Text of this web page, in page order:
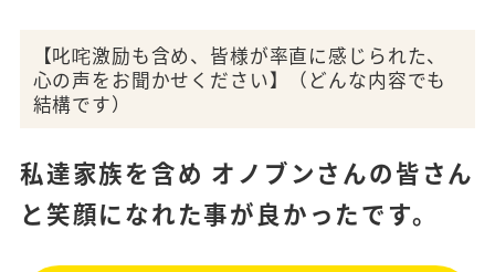
【叱咤激励も含め、皆様が率直に感じられた、
心の声をお聞かせください】（どんな内容でも
結構です）
私達家族を含め オノブンさんの皆さん
と笑顔になれた事が良かったです。